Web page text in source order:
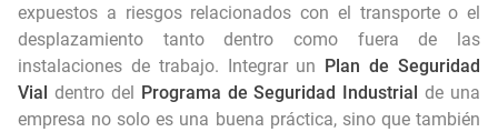
🔧📊 7 herramientas de control de calidad que pocos entienden… y casi nadie aplica bien 😵‍💫⚠️
expuestos a riesgos relacionados con el transporte o el
desplazamiento tanto dentro como fuera de las
instalaciones de trabajo. Integrar un Plan de Seguridad
Vial dentro del Programa de Seguridad Industrial de una
empresa no solo es una buena práctica, sino que también